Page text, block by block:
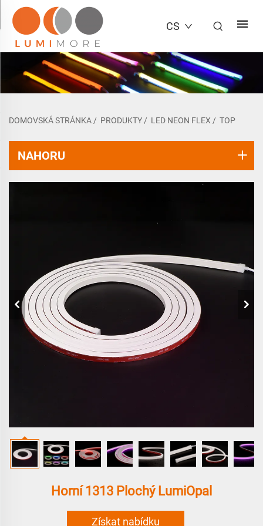
CS
DOMOVSKÁ STRÁNKA / PRODUKTY / LED NEON FLEX / TOP
NAHORU
Horní 1313 Plochý LumiOpal
Získat nabídku